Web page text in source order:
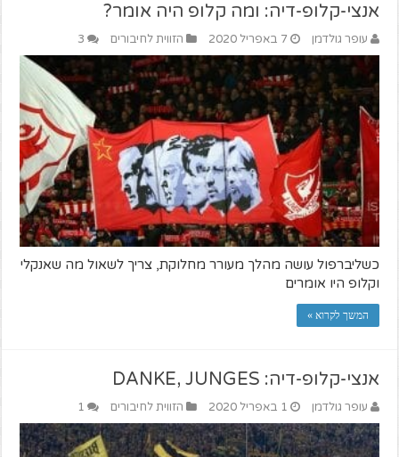
אנצי-קלופ-דיה: ומה קלופ היה אומר?
עופר גולדמן 7 באפריל 2020 הזווית לחיבורים 3
כשליברפול עושה מהלך מעורר מחלוקת, צריך לשאול מה שאנקלי
וקלופ היו אומרים
המשך לקרוא »
אנצי-קלופ-דיה: DANKE, JUNGES
עופר גולדמן 1 באפריל 2020 הזווית לחיבורים 1